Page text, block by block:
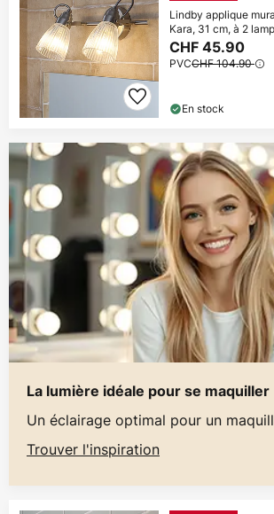
Lindby applique
Kara, 31 cm, à 2
CHF 45.90
PVCCHF 104.90
En stock
La lumière idéale pour se maquiller
Un éclairage optimal pour un
Trouver l'inspiration